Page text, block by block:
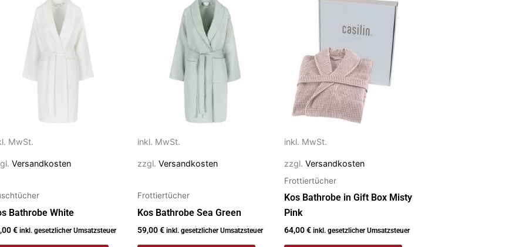
MwSt.
Versandkosten
Bathrobe White
€ inkl. gesetzlicher Umsatzsteuer
inkl. MwSt.
zzgl. Versandkosten
Frottiertücher
Kos Bathrobe Sea Green
59,00€ inkl. gesetzlicher Umsatzsteuer
Varianten
auf
Produktseite
werden
inkl. MwSt.
zzgl. Versandkosten
Frottiertücher
Kos Bathrobe in Gift Box Misty
Pink
64,00€ inkl. gesetzlicher Umsatzsteuer
Varianten
auf.
Die
Optionen
können
auf
Produktseite
gewählt
werden